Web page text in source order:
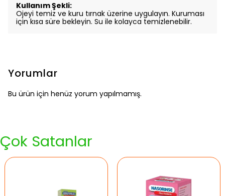
Kullanım Şekli:
Ojeyi temiz ve kuru tırnak üzerine uygulayın. Kuruması
için kısa süre bekleyin. Su ile kolayca temizlenebilir.
Yorumlar
Bu ürün için henüz yorum yapılmamış.
Çok Satanlar